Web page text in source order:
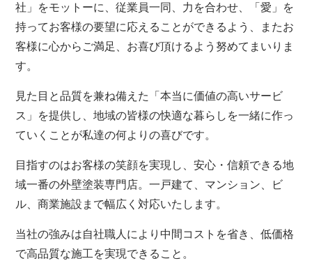
社」をモットーに、従業員一同、力を合わせ、「愛」を
持ってお客様の要望に応えることができるよう、またお
客様に心からご満足、お喜び頂けるよう努めてまいりま
す。
見た目と品質を兼ね備えた「本当に価値の高いサービ
ス」を提供し、地域の皆様の快適な暮らしを一緒に作っ
ていくことが私達の何よりの喜びです。
目指すのはお客様の笑顔を実現し、安心・信頼できる地
域一番の外壁塗装専門店。一戸建て、マンション、ビ
ル、商業施設まで幅広く対応いたします。
当社の強みは自社職人により中間コストを省き、低価格
で高品質な施工を実現できること。